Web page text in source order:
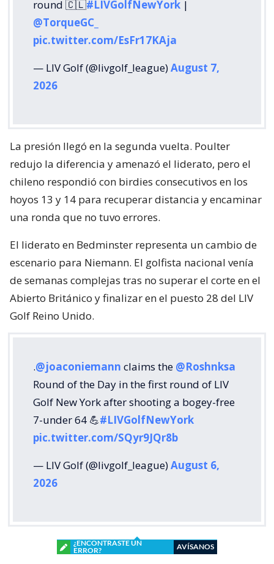
round 🇨🇱#LIVGolfNewYork |
@TorqueGC_
pic.twitter.com/EsFr17KAja
— LIV Golf (@livgolf_league)August 7,
2026
La presión llegó en la segunda vuelta. Poulter
redujo la diferencia y amenazó el liderato, pero el
chileno respondió con birdies consecutivos en los
hoyos 13 y 14 para recuperar distancia y encaminar
una ronda que no tuvo errores.
El liderato en Bedminster representa un cambio de
escenario para Niemann. El golfista nacional venía
de semanas complejas tras no superar el corte en el
Abierto Británico y finalizar en el puesto 28 del LIV
Golf Reino Unido.
.@joaconiemann claims the @Roshnksa
Round of the Day in the first round of LIV
Golf New York after shooting a bogey-free
7-under 64 💪#LIVGolfNewYork
pic.twitter.com/SQyr9JQr8b
— LIV Golf (@livgolf_league)August 6,
2026
¿ENCONTRASTE UN
ERROR?
AVÍSANOS